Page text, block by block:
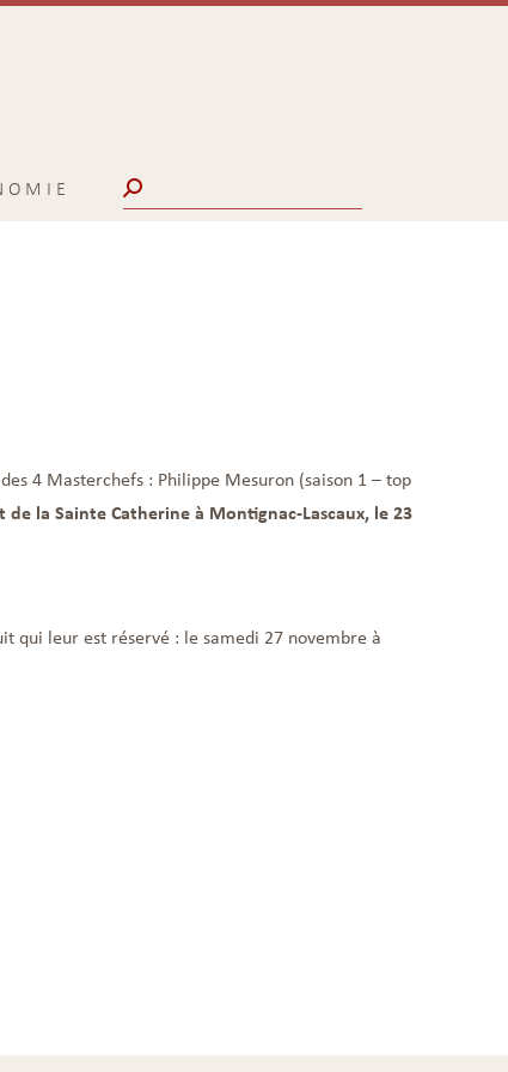
Search:
4 Masterchefs : Philippe Mesuron (saison 1 – top
la Sainte Catherine à Montignac-Lascaux, le 23
qui leur est réservé : le samedi 27 novembre à